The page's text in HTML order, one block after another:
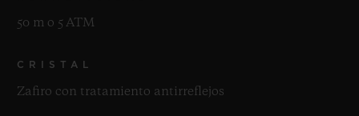
50 m o 5 ATM
CRISTAL
Zafiro con tratamiento antirreflejos